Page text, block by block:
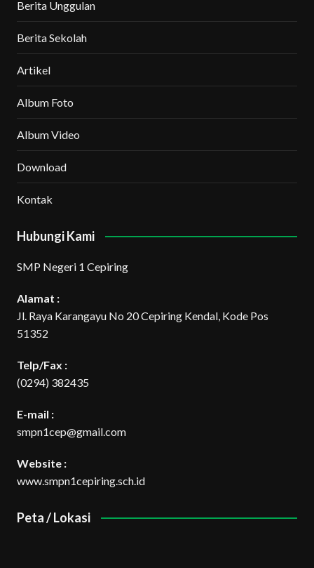
Berita Unggulan
Berita Sekolah
Artikel
Album Foto
Album Video
Download
Kontak
Hubungi Kami
SMP Negeri 1 Cepiring
Alamat :
Jl. Raya Karangayu No 20 Cepiring Kendal, Kode Pos
51352
Telp/Fax :
(0294) 382435
E-mail :
smpn1cep@gmail.com
Website :
www.smpn1cepiring.sch.id
Peta / Lokasi